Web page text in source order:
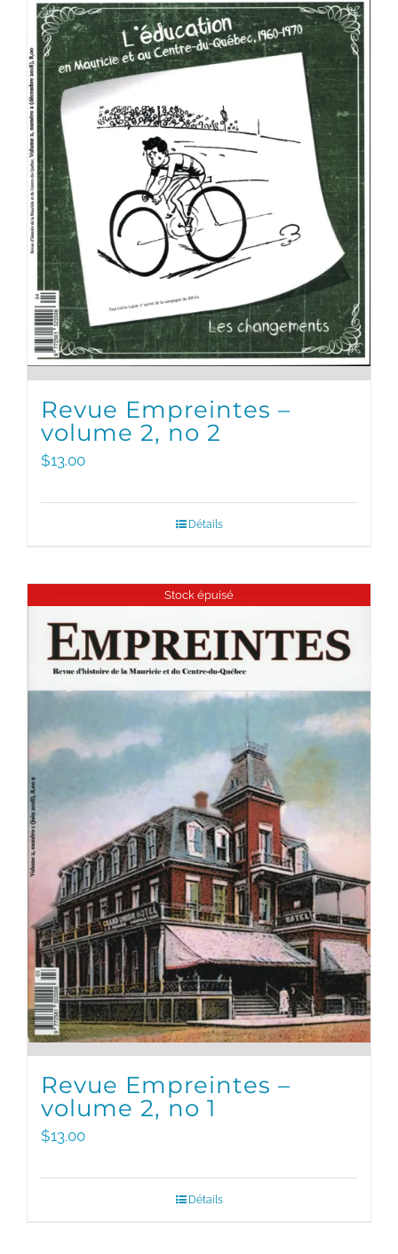
Revue Empreintes –
volume 2, no 2
$13.00
Détails
Stock épuisé
Revue Empreintes –
volume 2, no 1
$13.00
Détails